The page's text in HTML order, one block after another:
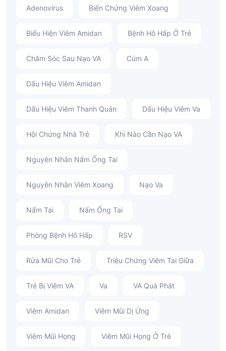
Adenovirus Biến Chứng Viêm Xoang
Biểu Hiện Viêm Amidan Bệnh Hô Hấp Ở Trẻ
Chăm Sóc Sau Nạo VA Cúm A
Dấu Hiệu Viêm Amidan
Dấu Hiệu Viêm Thanh Quản Dấu Hiệu Viêm Va
Hội Chứng Nhà Trẻ Khi Nào Cần Nạo VA
Nguyên Nhân Nấm Ống Tai
Nguyên Nhân Viêm Xoang Nạo Va
Nấm Tai Nấm Ống Tai
Phòng Bệnh Hô Hấp RSV
Rửa Mũi Cho Trẻ Triệu Chứng Viêm Tai Giữa
Trẻ Bị Viêm VA Va VA Quá Phát
Viêm Amidan Viêm Mũi Dị Ứng
Viêm Mũi Họng Viêm Mũi Họng Ở Trẻ